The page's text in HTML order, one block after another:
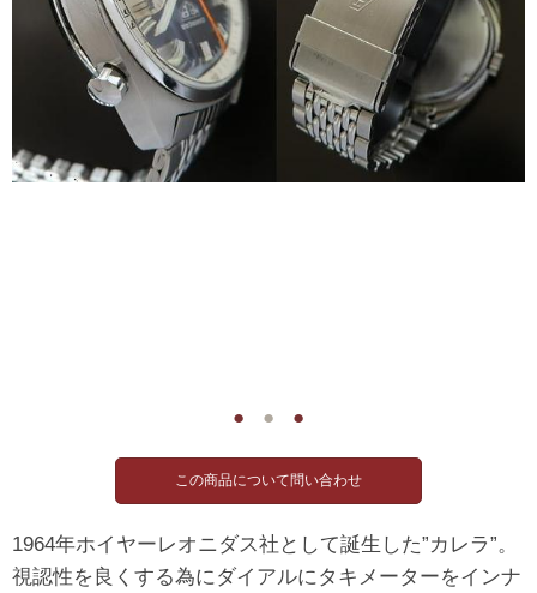
● ● ●
1964年ホイヤーレオニダス社として誕生した”カレラ”。
視認性を良くする為にダイアルにタキメーターをインナ